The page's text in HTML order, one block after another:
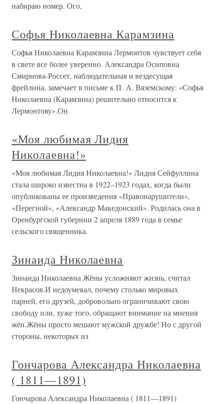
набираю номер. Ого,
Софья Николаевна Карамзина
Софья Николаевна Карамзина Лермонтов чувствует себя
в свете все более уверенно. Александра Осиповна
Смирнова-Россет, наблюдательная и вездесущая
фрейлина, замечает в письме к П. А. Вяземскому: «Софья
Николаевна (Карамзина) решительно относится к
Лермонтову».Он
«Моя любимая Лидия
Николаевна!»
«Моя любимая Лидия Николаевна!» Лидия Сейфуллина
стала широко известна в 1922–1923 годах, когда были
опубликованы ее произведения «Правонарушители»,
«Перегной», «Александр Македонский». Родилась она в
Оренбургской губернии 2 апреля 1889 года в семье
сельского священника.
Зинаида Николаевна
Зинаида Николаевна Жёны усложняют жизнь, считал
Некрасов.И недоумевал, почему столько мировых
парней, его друзей, добровольно ограничивают свою
свободу или, хуже того, обращают внимание на мнения
жён.Жёны просто мешают мужской дружбе! Но с другой
стороны, некоторых из
Гончарова Александра Николаевна
( 1811—1891)
Гончарова Александра Николаевна ( 1811—1891)